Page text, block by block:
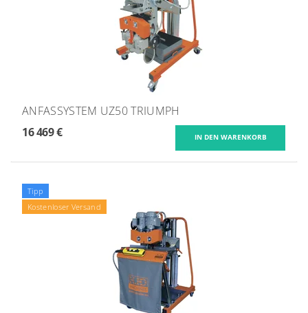
ANFASSYSTEM UZ50 TRIUMPH
16 469 €
Tipp
Kostenloser Versand